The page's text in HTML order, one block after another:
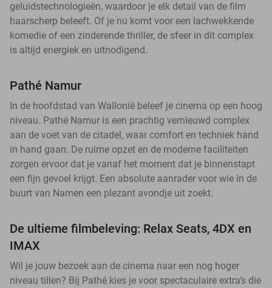
geluidstechnologieën, waardoor je elk detail van de film
haarscherp beleeft. Of je nu komt voor een lachwekkende
komedie of een zinderende thriller, de sfeer in dit complex
is altijd energiek en uitnodigend.
Pathé Namur
In de hoofdstad van Wallonië beleef je cinema op een hoog
niveau. Pathé Namur is een prachtig vernieuwd complex
aan de voet van de citadel, waar comfort en techniek hand
in hand gaan. De ruime opzet en de moderne faciliteiten
zorgen ervoor dat je vanaf het moment dat je binnenstapt
een fijn gevoel krijgt. Een absolute aanrader voor wie in de
buurt van Namen een plezant avondje uit zoekt.
De ultieme filmbeleving: Relax Seats, 4DX en
IMAX
Wil je jouw bezoek aan de cinema naar een nog hoger
niveau tillen? Bij Pathé kies je voor spectaculaire extra’s die